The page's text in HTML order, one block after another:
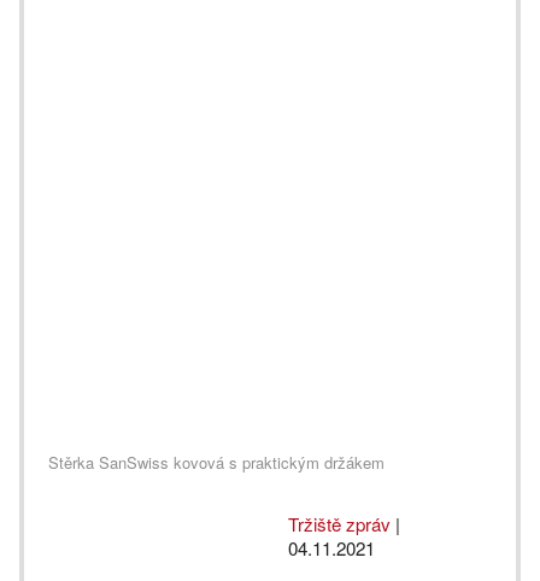
Stěrka SanSwiss kovová s praktickým držákem
Tržiště zpráv |
04.11.2021